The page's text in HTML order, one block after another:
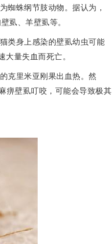
蜘蛛纲节肢动物。据认为，
虱、羊壁虱等。
类身上感染的壁虱幼虫可能
量失血而死亡。
克里米亚刚果出血热。然
痹壁虱叮咬，可能会导致极其